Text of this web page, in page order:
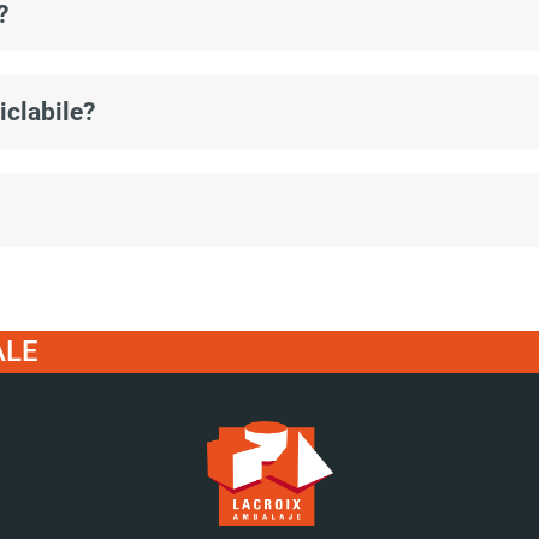
RSI a întreprinderii.